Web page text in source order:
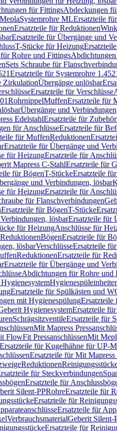
für FittingsAbdeckungen
Systemrohre MLErsatzteile
Ersatzteile für Reduktionen
Ersatzteile für Übergänge und
T-Stücke für Heizung
Rohre und Fittings
Sets Schraube für
Ersatzteile für Systemrohre
ZirkulationÜbergänge unlösbar
Ersatzteile für Verschlüsse
RohrnippelMuffenErsatzteile für
Übergänge und
EdelstahlErsatzteile für
für AnschlüsseErsatzteile für
für MuffenReduktionen
Ersatzteile für Übergänge und
für HeizungErsatzteile für
Mapress C-StahlErsatzteile für
für BögenT-StückeErsatzteile
und Verbindungen, lösbar
für HeizungErsatzteile für
für Flanschverbindungen
Ersatzteile für BögenT-Stücke
lösbarErsatzteile für
für HeizungAnschlüsse für
BögenErsatzteile für
lösbarVerschlüsseErsatzteile
ReduktionenErsatzteile für
Ersatzteile für Übergänge und
Abdichtungen für Rohre und
Ersatzteile für Spülkästen und
mit HygienespülungErsatzteile
HygienesystemErsatzteile
SchrägsitzventileErsatzteile für
Mit Mapress
FlowFit PressanschlüssenMit
Ersatzteile für Kugelhähne für UP-
Ersatzteile für Mit Mapress
Reduktionen
für Steckverbindungen
Ersatzteile für
Silent-PPRohreErsatzteile für
Ersatzteile für
Ersatzteile für
VerbrauchsmaterialGeberit Silent-
Ersatzteile für